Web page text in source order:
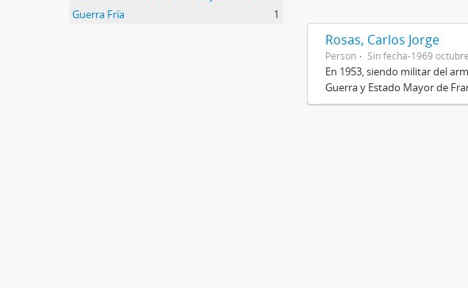
Guerra Fría
1
Rosas, Carlos Jorge
Person Sin fecha-1969
En 1953, siendo militar del
Guerra y Estado Mayor de